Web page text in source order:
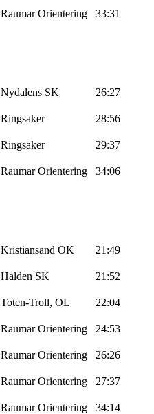
RaumarOrientering 33:31
Nydalens SK 26:27
Ringsaker 28:56
Ringsaker 29:37
RaumarOrientering 34:06
Kristiansand OK 21:49
Halden SK 21:52
Toten-Troll, OL 22:04
RaumarOrientering 24:53
RaumarOrientering 26:26
RaumarOrientering 27:37
RaumarOrientering 34:14